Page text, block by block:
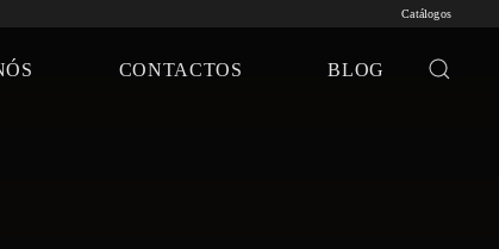
Catálogos
CONTACTOS BLOG